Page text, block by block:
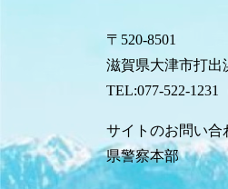
〒520-8501
滋賀県大津市打出
TEL:077-522-1231
サイトのお問い合
県警察本部